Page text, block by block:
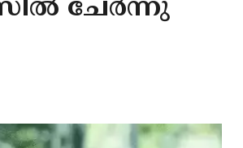
ചേർന്നു